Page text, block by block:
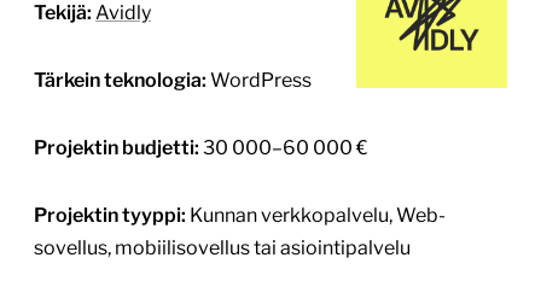
Tekijä: Avidly
Tärkein teknologia: WordPress
Projektin budjetti: 30 000–60 000 €
Projektin tyyppi: Kunnan verkkopalvelu, Web-
sovellus, mobiilisovellus tai asiointipalvelu